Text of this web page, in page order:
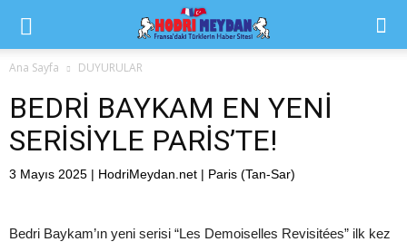
Ana Sayfa DUYURULAR
BEDRİ BAYKAM EN YENİ
SERİSİYLE PARİS’TE!
3 Mayıs 2025 | HodriMeydan.net | Paris (Tan-Sar)
Bedri Baykam’ın yeni serisi “Les Demoiselles Revisitées” ilk kez